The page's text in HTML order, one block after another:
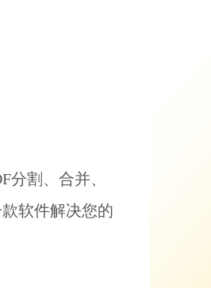
分割、合并、
软件解决您的